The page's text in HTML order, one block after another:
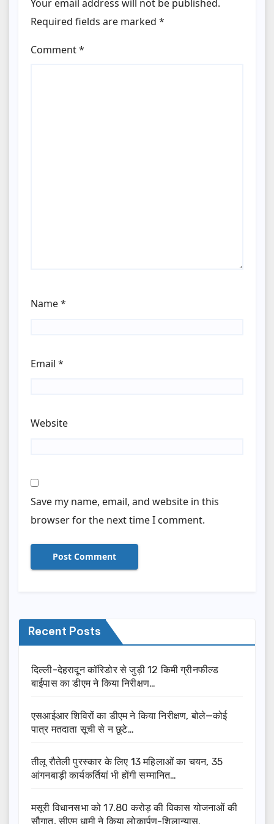
Your email address will not be published.
Required fields are marked *
Comment*
Name*
Email *
Website
Save my name, email, and website in this
browser for the next time I comment.
Recent Posts
दिल्ली-देहरादून कॉरिडोर से जुड़ी 12 किमी ग्रीनफील्ड
बाईपास का डीएम ने किया निरीक्षण…
एसआईआर शिविरों का डीएम ने किया निरीक्षण, बोले—कोई
पात्र मतदाता सूची से न छूटे…
तीलू रौतेली पुरस्कार के लिए 13 महिलाओं का चयन, 35
आंगनबाड़ी कार्यकर्तियां भी होंगी सम्मानित…
मसूरी विधानसभा को 17.80 करोड़ की विकास योजनाओं की
सौगात, सीएम धामी ने किया लोकार्पण-शिलान्यास.